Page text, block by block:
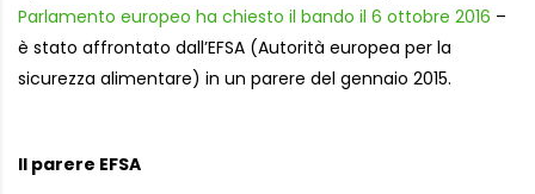
Parlamento europeo ha chiesto il bando il 6 ottobre 2016 –
è stato affrontato dall’EFSA (Autorità europea per la
sicurezza alimentare) in un parere del gennaio 2015.
Il parere EFSA